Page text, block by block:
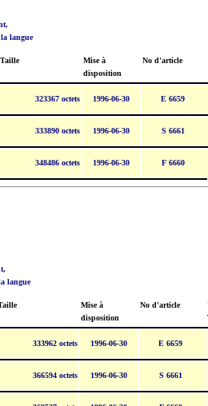
la langue
Taille
Mise à
disposition
No d'article
323367 octets 1996-06-30 E 6659
333890 octets 1996-06-30 S 6661
348486 octets 1996-06-30 F 6660
langue
Mise à
disposition
No d'article
333962 octets 1996-06-30 E 6659
366594 octets 1996-06-30 S 6661